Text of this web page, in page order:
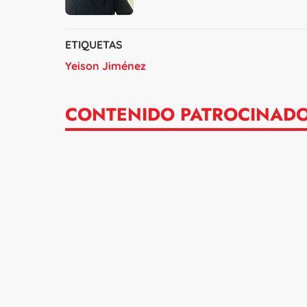
ETIQUETAS
Yeison Jiménez
CONTENIDO